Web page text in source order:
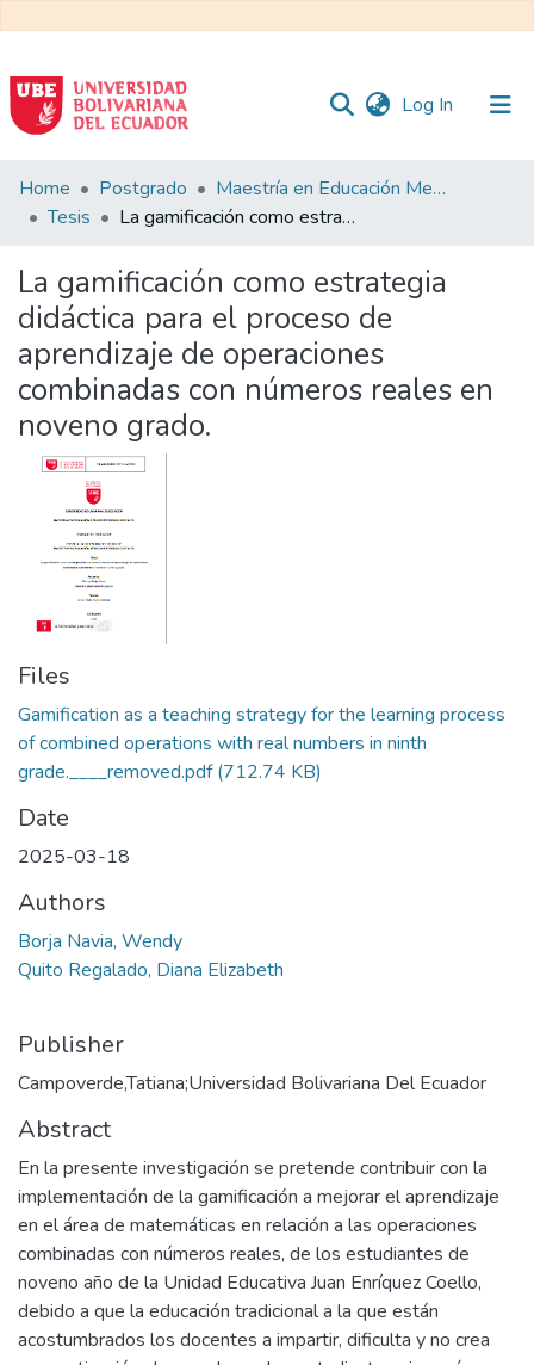
Log In (current)
Communities
&
All of DSpace
Statistics
Home Postgrado
Maestría en Educación Mención en Pedagogía en Entornos Digitales
Tesis
La gamificación como estrategia didáctica para el proceso de aprendizaje de operaciones combinadas con números reales en noveno grado.
La gamificación como estrategia
didáctica para el proceso de
aprendizaje de operaciones
combinadas con números reales en
noveno grado.
Files
Gamification as a teaching strategy for the learning process
of combined operations with real numbers in ninth
grade.____removed.pdf(712.74 KB)
Date
2025-03-18
Authors
Borja Navia, Wendy
Quito Regalado, Diana Elizabeth
Publisher
Campoverde,Tatiana;Universidad Bolivariana Del Ecuador
Abstract
En la presente investigación se pretende contribuir con la
implementación de la gamificación a mejorar el aprendizaje
en el área de matemáticas en relación a las operaciones
combinadas con números reales, de los estudiantes de
noveno año de la Unidad Educativa Juan Enríquez Coello,
debido a que la educación tradicional a la que están
acostumbrados los docentes a impartir, dificulta y no crea